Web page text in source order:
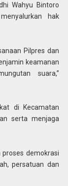
Wahyu Bintoro
hak
Pilpres dan
keamanan
suara,”
di Kecamatan
serta menjaga
demokrasi
persatuan dan